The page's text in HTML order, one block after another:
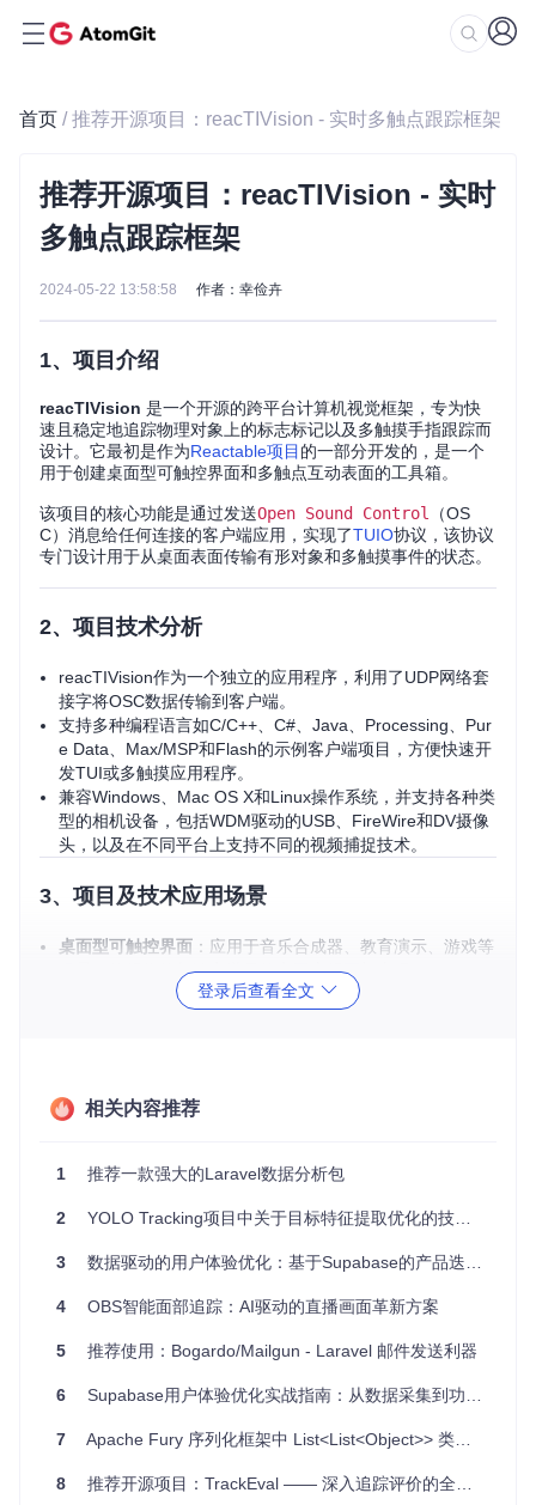
首页 / 推荐开源项目：reacTIVision - 实时多触点跟踪框架
推荐开源项目：reacTIVision - 实时
多触点跟踪框架
2024-05-22 13:58:58 作者：幸俭卉
1、项目介绍
reacTIVision 是一个开源的跨平台计算机视觉框架，专为快
速且稳定地追踪物理对象上的标志标记以及多触摸手指跟踪而
设计。它最初是作为Reactable项目 的一部分开发的，是一个
用于创建桌面型可触控界面和多触点互动表面的工具箱。
该项目的核心功能是通过发送Open Sound Control
（OS
C）消息给任何连接的客户端应用，实现了TUIO协议，该协议
专门设计用于从桌面表面传输有形对象和多触摸事件的状态。
2、项目技术分析
reacTIVision作为一个独立的应用程序，利用了UDP网络套
接字将OSC数据传输到客户端。
支持多种编程语言如C/C++、C#、Java、Processing、Pur
e Data、Max/MSP和Flash的示例客户端项目，方便快速开
发TUI或多触摸应用程序。
兼容Windows、Mac OS X和Linux操作系统，并支持各种类
型的相机设备，包括WDM驱动的USB、FireWire和DV摄像
头，以及在不同平台上支持不同的视频捕捉技术。
3、项目及技术应用场景
桌面型可触控界面 ：应用于音乐合成器、教育演示、游戏等
场景，使得物体与数字世界的交互变得更加直观。
：在设计、协作和展览中，让观众能够直接
4、项目特点
实时跟踪
：对标志标记和手指进行高速跟踪，确保流畅的用
跨平台兼容性：支持Windows、Mac OS X和Linux，拓宽了
灵活的扩展性：提供多种编程语言的示例项目，便于开发者
强大的校准功能：支持图像失真矫正和定位调整，确保在复
易于集成：采用TUIO协议，允许无缝对接其他软件系统。
reacTIVision不仅是一个强大的计算机视觉工具，还为创新者
的无界互动。无论你是热衷于探索新型人机接口的研究者，还
优秀开源项目。立即加入，释放你的想象力，打造属于你的独
登录后查看全文
相关内容推荐
1 推荐一款强大的Laravel数据分析包
2 YOLO Tracking项目中关于目标特征提取优化的技术探讨
3 数据驱动的用户体验优化：基于Supabase的产品迭代闭环
4 OBS智能面部追踪：AI驱动的直播画面革新方案
5 推荐使用：Bogardo/Mailgun - Laravel 邮件发送利器
6 Supabase用户体验优化实战指南：从数据采集到功能迭代的完整路径
7 Apache Fury 序列化框架中 List<List<Object>> 类型处理问题分析与修复
8 推荐开源项目：TrackEval —— 深入追踪评价的全能工具箱